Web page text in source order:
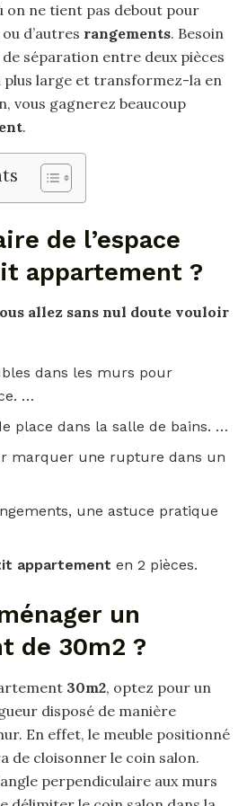
on ne tient pas debout pour
d’autres rangements. Besoin
séparation entre deux pièces
plus large et transformez-la en
vous gagnerez beaucoup
.
de l’espace
appartement ?
allez sans nul doute vouloir
dans les murs pour
…
place dans la salle de bains. …
marquer une rupture dans un
une astuce pratique
appartementen 2 pièces.
un
de 30m2 ?
30m2, optez pour un
disposé de manière
En effet, le meuble positionné
de cloisonner le coin salon.
perpendiculaire aux murs